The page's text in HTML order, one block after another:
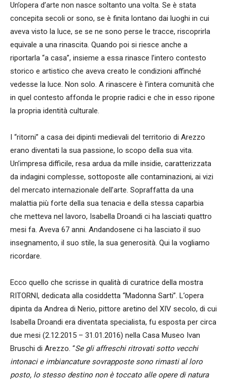
Un’opera d’arte non nasce soltanto una volta. Se è stata
concepita secoli or sono, se è finita lontano dai luoghi in cui
aveva visto la luce, se se ne sono perse le tracce, riscoprirla
equivale a una rinascita. Quando poi si riesce anche a
riportarla “a casa”, insieme a essa rinasce l’intero contesto
storico e artistico che aveva creato le condizioni affinché
vedesse la luce. Non solo. A rinascere è l’intera comunità che
in quel contesto affonda le proprie radici e che in esso ripone
la propria identità culturale.
I “ritorni” a casa dei dipinti medievali del territorio di Arezzo
erano diventati la sua passione, lo scopo della sua vita.
Un’impresa difficile, resa ardua da mille insidie, caratterizzata
da indagini complesse, sottoposte alle contaminazioni, ai vizi
del mercato internazionale dell’arte. Sopraffatta da una
malattia più forte della sua tenacia e della stessa caparbia
che metteva nel lavoro, Isabella Droandi ci ha lasciati quattro
mesi fa. Aveva 67 anni. Andandosene ci ha lasciato il suo
insegnamento, il suo stile, la sua generosità. Qui la vogliamo
ricordare.
Ecco quello che scrisse in qualità di curatrice della mostra
RITORNI, dedicata alla cosiddetta “Madonna Sarti”. L’opera
dipinta da Andrea di Nerio, pittore aretino del XIV secolo, di cui
Isabella Droandi era diventata specialista, fu esposta per circa
due mesi (2.12.2015 – 31.01.2016) nella Casa Museo Ivan
Bruschi di Arezzo. “Se gli affreschi ritrovati sotto vecchi
intonaci e imbiancature sovrapposte sono rimasti al loro
posto, lo stesso destino non è toccato alle opere di natura